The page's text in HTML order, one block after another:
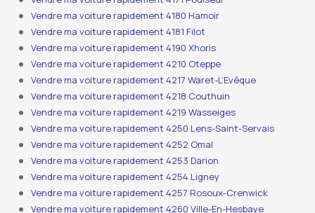
Vendre ma voiture rapidement 4180 Hamoir
Vendre ma voiture rapidement 4181 Filot
Vendre ma voiture rapidement 4190 Xhoris
Vendre ma voiture rapidement 4210 Oteppe
Vendre ma voiture rapidement 4217 Waret-L’Evêque
Vendre ma voiture rapidement 4218 Couthuin
Vendre ma voiture rapidement 4219 Wasseiges
Vendre ma voiture rapidement 4250 Lens-Saint-Servais
Vendre ma voiture rapidement 4252 Omal
Vendre ma voiture rapidement 4253 Darion
Vendre ma voiture rapidement 4254 Ligney
Vendre ma voiture rapidement 4257 Rosoux-Crenwick
Vendre ma voiture rapidement 4260 Ville-En-Hesbaye